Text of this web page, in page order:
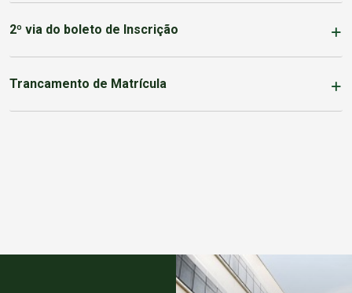
2º via do boleto de Inscrição
Trancamento de Matrícula